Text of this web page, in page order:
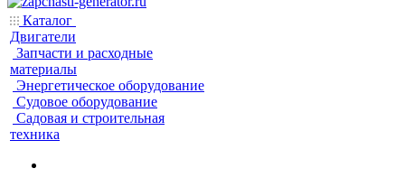
Каталог
Двигатели
Запчасти и расходные
материалы
Энергетическое оборудование
Судовое оборудование
Садовая и строительная
техника